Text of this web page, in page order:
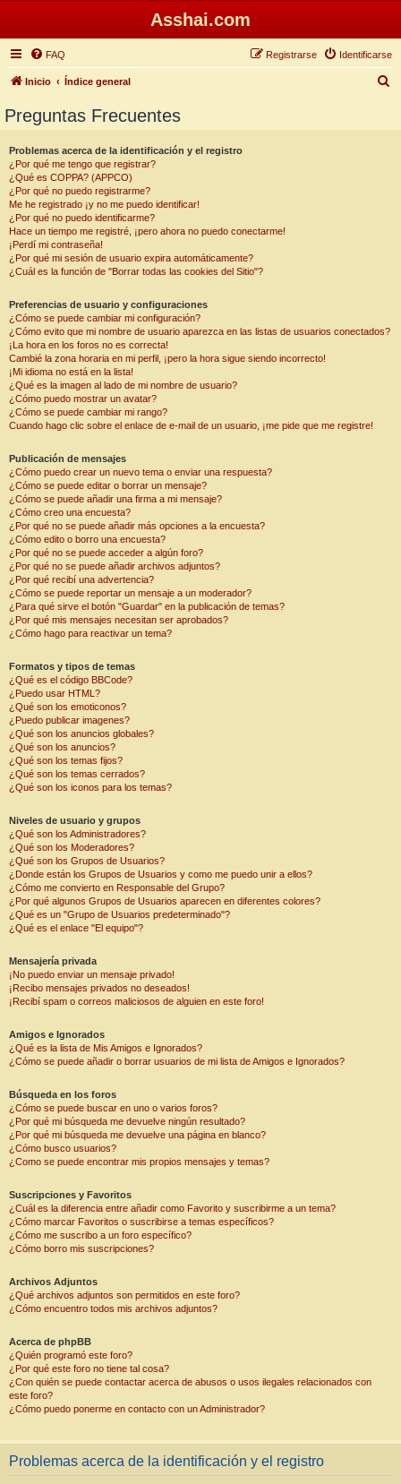
Asshai.com
FAQ Identificarse
Registrarse
Inicio Índice general
Preguntas Frecuentes
Problemas acerca de la identificación y el registro
¿Por qué me tengo que registrar?
¿Qué es COPPA? (APPCO)
¿Por qué no puedo registrarme?
Me he registrado ¡y no me puedo identificar!
¿Por qué no puedo identificarme?
Hace un tiempo me registré, ¡pero ahora no puedo conectarme!
¡Perdí mi contraseña!
¿Por qué mi sesión de usuario expira automáticamente?
¿Cuál es la función de "Borrar todas las cookies del Sitio"?
Preferencias de usuario y configuraciones
¿Cómo se puede cambiar mi configuración?
¿Cómo evito que mi nombre de usuario aparezca en las listas de usuarios conectados?
¡La hora en los foros no es correcta!
Cambié la zona horaria en mi perfil, ¡pero la hora sigue siendo incorrecto!
¡Mi idioma no está en la lista!
¿Qué es la imagen al lado de mi nombre de usuario?
¿Cómo puedo mostrar un avatar?
¿Cómo se puede cambiar mi rango?
Cuando hago clic sobre el enlace de e-mail de un usuario, ¡me pide que me registre!
Publicación de mensajes
¿Cómo puedo crear un nuevo tema o enviar una respuesta?
¿Cómo se puede editar o borrar un mensaje?
¿Cómo se puede añadir una firma a mi mensaje?
¿Cómo creo una encuesta?
¿Por qué no se puede añadir más opciones a la encuesta?
¿Cómo edito o borro una encuesta?
¿Por qué no se puede acceder a algún foro?
¿Por qué no se puede añadir archivos adjuntos?
¿Por qué recibí una advertencia?
¿Cómo se puede reportar un mensaje a un moderador?
¿Para qué sirve el botón "Guardar" en la publicación de temas?
¿Por qué mis mensajes necesitan ser aprobados?
¿Cómo hago para reactivar un tema?
Formatos y tipos de temas
¿Qué es el código BBCode?
¿Puedo usar HTML?
¿Qué son los emoticonos?
¿Puedo publicar imagenes?
¿Qué son los anuncios globales?
¿Qué son los anuncios?
¿Qué son los temas fijos?
¿Qué son los temas cerrados?
¿Qué son los iconos para los temas?
Niveles de usuario y grupos
¿Qué son los Administradores?
¿Qué son los Moderadores?
¿Qué son los Grupos de Usuarios?
¿Donde están los Grupos de Usuarios y como me puedo unir a ellos?
¿Cómo me convierto en Responsable del Grupo?
¿Por qué algunos Grupos de Usuarios aparecen en diferentes colores?
¿Qué es un "Grupo de Usuarios predeterminado"?
¿Qué es el enlace "El equipo"?
Mensajería privada
¡No puedo enviar un mensaje privado!
¡Recibo mensajes privados no deseados!
¡Recibí spam o correos maliciosos de alguien en este foro!
Amigos e Ignorados
¿Qué es la lista de Mis Amigos e Ignorados?
¿Cómo se puede añadir o borrar usuarios de mi lista de Amigos e Ignorados?
Búsqueda en los foros
¿Cómo se puede buscar en uno o varios foros?
¿Por qué mi búsqueda me devuelve ningún resultado?
¿Por qué mi búsqueda me devuelve una página en blanco?
¿Cómo busco usuarios?
¿Como se puede encontrar mis propios mensajes y temas?
Suscripciones y Favoritos
¿Cuál es la diferencia entre añadir como Favorito y suscribirme a un tema?
¿Cómo marcar Favoritos o suscribirse a temas específicos?
¿Cómo me suscribo a un foro específico?
¿Cómo borro mis suscripciones?
Archivos Adjuntos
¿Qué archivos adjuntos son permitidos en este foro?
¿Cómo encuentro todos mis archivos adjuntos?
Acerca de phpBB
¿Quién programó este foro?
¿Por qué este foro no tiene tal cosa?
¿Con quién se puede contactar acerca de abusos o usos ilegales relacionados con
este foro?
¿Cómo puedo ponerme en contacto con un Administrador?
Problemas acerca de la identificación y el registro